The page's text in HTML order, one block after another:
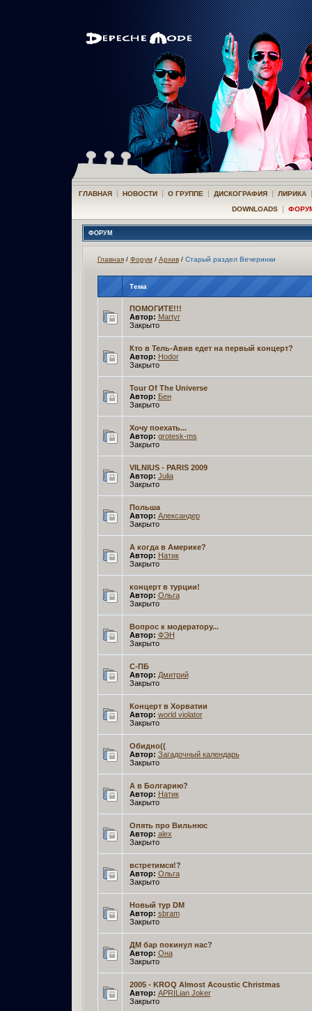
ГЛАВНАЯ | НОВОСТИ | О ГРУППЕ | ДИСКОГРАФИЯ | ЛИРИКА
DOWNLOADS |
ФОРУМ
Главная/ Форум/ Архив/ Старый раздел Вечеринки
Тема
ПОМОГИТЕ!!!
Автор: Martyr­
Закрыто
Кто в Тель-Авив едет на первый концерт?
Автор: Hodor­
Закрыто
Tour Of The Universe
Автор: Бен­
Закрыто
Хочу поехать...
Автор: grotesk-ms­
Закрыто
VILNIUS - PARIS 2009
Автор: Julia­
Закрыто
Польша
Автор: Александер
Закрыто
А когда в Америке?
Автор: Натик­
Закрыто
концерт в турции!
Автор: Ольга­
Закрыто
Вопрос к модератору...
Автор: ФЭН­
Закрыто
С-ПБ
Автор: Дмитрий­
Закрыто
Концерт в Хорватии
Автор: world violator
Закрыто
Обидно((
Автор: Загадочный календарь­
Закрыто
А в Болгарию?
Автор: Натик­
Закрыто
Опять про Вильнюс
Автор: alex­
Закрыто
встретимся!?
Автор: Ольга­
Закрыто
Новый тур DM
Автор: sbram­
Закрыто
ДМ бар покинул нас?
Автор: Она­
Закрыто
2005 - KROQ Almost Acoustic Christmas
Автор: APRILian Joker­
Закрыто